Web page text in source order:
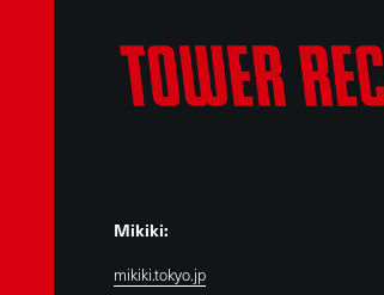
Mikiki:
mikiki.tokyo.jp